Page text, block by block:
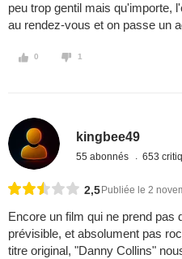
peu trop gentil mais qu'importe,
au rendez-vous et on passe un
0 1
kingbee49
55 abonnés 653
2,5 Publiée le 2
Encore un film qui ne prend pas
prévisible, et absolument pas
titre original, "Danny Collins"